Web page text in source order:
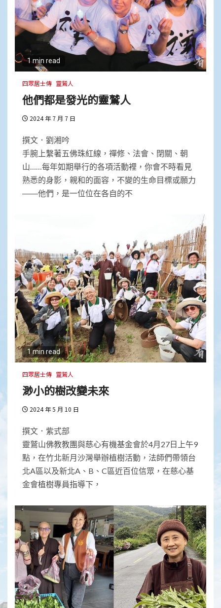
1 min read
四眾居士傳 靈鷲人
他們都是發光的靈鷲人
2024 年 7 月 7 日
撰文．劉湘吟
手腕上繫著五佛珠紅線，禪修、法會、閉關、朝
山……每年如期舉行的各項活動裡，你會不時看見
熟悉的身影，親和的面容，不變的生命目標或願力
――他們，是一位位在各自的不
1 min read
四眾居士傳 靈鷲人
渺小的樹改變未來
2024 年 5 月 10 日
撰文．紫式部
靈鷲山佛教教團與慈心有機基金會於4月27日上午9
點，在竹北新月沙灣舉辦植樹活動，法師們帶領台
北A區以及新北A、B、C區近百位信眾，在慈心基
金會植樹專員指導下，